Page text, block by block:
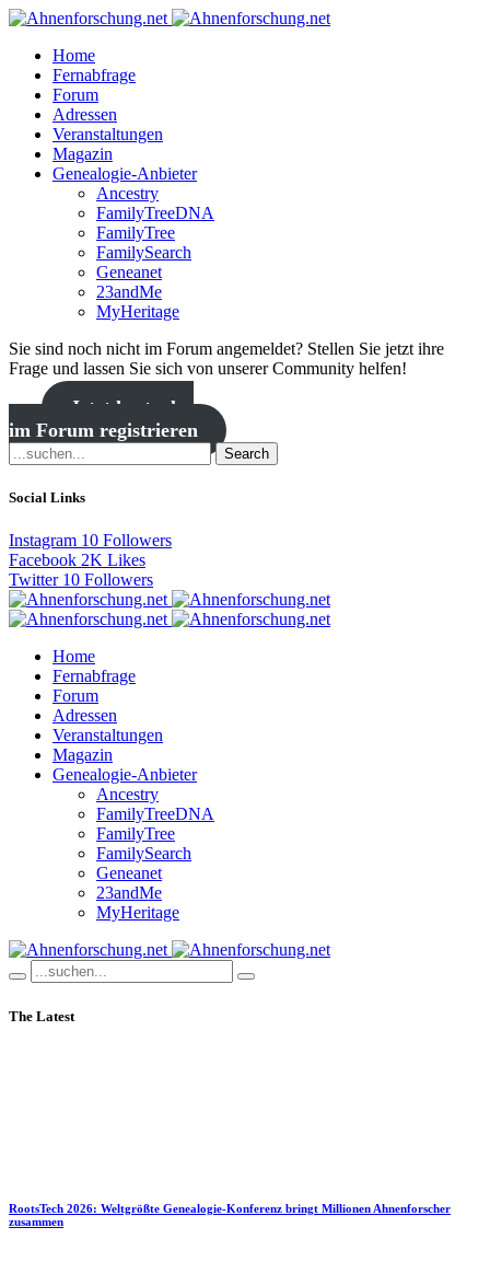
Home
Fernabfrage
Forum
Adressen
Veranstaltungen
Magazin
Genealogie-Anbieter
Ancestry
FamilyTreeDNA
FamilyTree
FamilySearch
Geneanet
23andMe
MyHeritage
Sie sind noch nicht im Forum angemeldet? Stellen Sie jetzt ihre
Frage und lassen Sie sich von unserer Community helfen!
Jetzt kostenlos
im Forum registrieren
Search
Social Links
Instagram 10 Followers
Facebook 2K Likes
Twitter 10 Followers
Home
Fernabfrage
Forum
Adressen
Veranstaltungen
Magazin
Genealogie-Anbieter
Ancestry
FamilyTreeDNA
FamilyTree
FamilySearch
Geneanet
23andMe
MyHeritage
The Latest
RootsTech 2026: Weltgrößte Genealogie-Konferenz bringt Millionen Ahnenforscher
zusammen